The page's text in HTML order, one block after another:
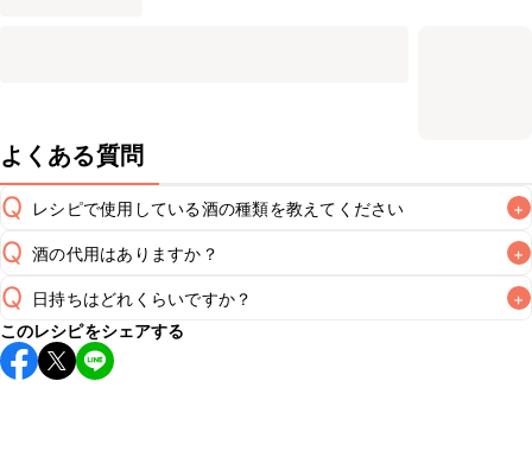
よくある質問
Q レシピで使用している酒の種類を教えてください +
A
Q 酒の代用はありますか？ +
A
Q 日持ちはどれくらいですか？ +
保存期間は冷蔵で翌日中が目安です。なるべくお早めにお召
し上がりください。
このレシピをシェアする